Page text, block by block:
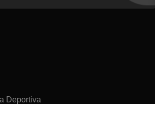
Deportiva